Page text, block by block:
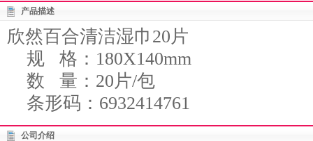
产品描述
欣然百合清洁湿巾20片
规 格：180X140mm
数 量：20片/包
条形码：6932414761
公司介绍